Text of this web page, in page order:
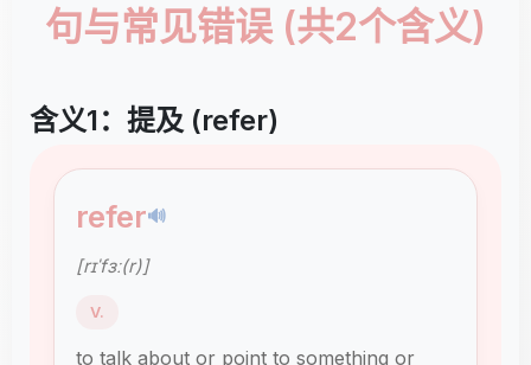
句与常见错误 (共2个含义)
含义1：提及 (refer)
refer🔊
[rɪˈfɜː(r)]
V.
to talk about or point to something or